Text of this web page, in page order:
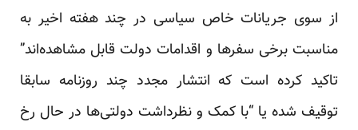
از سوی جریانات خاص سیاسی در چند هفته اخیر به
مناسبت برخی سفرها و اقدامات دولت قابل مشاهده‌اند”
تاکید کرده است که انتشار مجدد چند روزنامه سابقا
توقیف شده یا “با کمک و نظرداشت دولتی‌ها در حال رخ